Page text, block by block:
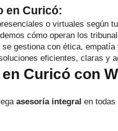
en Curicó:
o virtuales según
cómo operan los
gestiona con ética,
eficientes, claras y
Curicó con
asesoría integral en